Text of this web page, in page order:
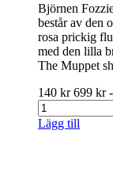
Björnen
består av den
rosa prickig
med den lilla
The Muppet
140 kr699 kr
Lägg till